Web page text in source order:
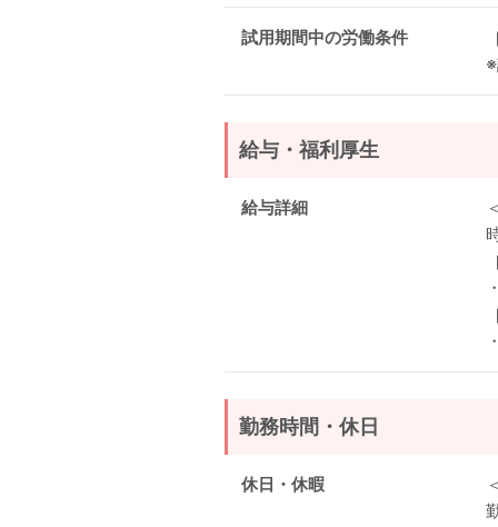
試用期間中の労働条件
給与・福利厚生
給与詳細
勤務時間・休日
休日・休暇